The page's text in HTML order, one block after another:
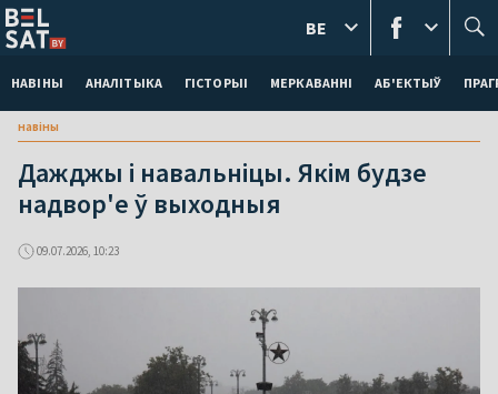
НАВІНЫ АНАЛІТЫКА ГІСТОРЫІ МЕРКАВАННI АБ'ЕКТЫЎ
BE
навіны
Дажджы і навальніцы. Якім будзе
надвор'е ў выходныя
09.07.2026, 10:23